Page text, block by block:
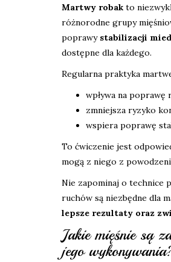
Martwy robak to
różnorodne grupy
poprawy stabilizacji
dostępne dla każdego.
Regularna praktyka
wpływa na
zmniejsza ryzyko
wspiera poprawę
To ćwiczenie jest
mogą z niego z
Nie zapominaj o technice
ruchów są niezbędne dla
lepsze rezultaty oraz
Jakie mięśnie są
jego